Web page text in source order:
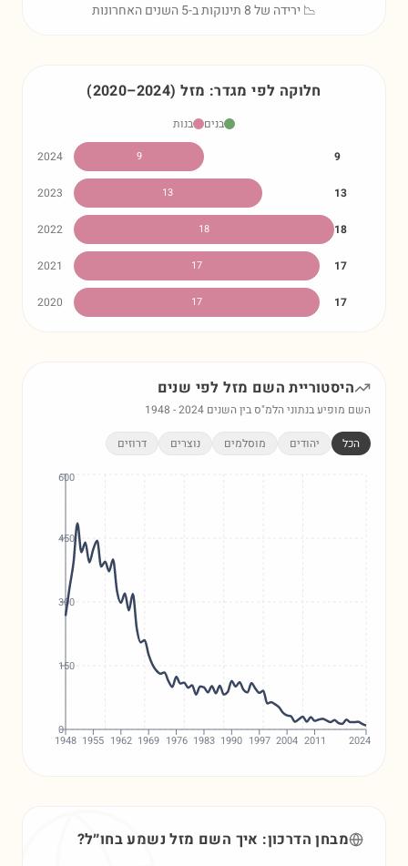
📉 ירידה של 8 תינוקות ב-5 השנים האחרונות
חלוקה לפי מגדר: מזל (2020–2024)
בנים
בנות
2024
9 9
2023 13 13
2022 18 18
2021 17 17
2020 17 17
היסטוריית השם מזללפי שנים
השם מופיע בנתוני הלמ"ס בין השנים 1948 -2024
הכל יהודים מוסלמים נוצרים דרוזים
1948 1955 1962 1969 1976 1983 1990 1997 2004 2011 2024
0
150
300
450
600
מבחן הדרכון: איך השם מזלנשמע בחו״ל?